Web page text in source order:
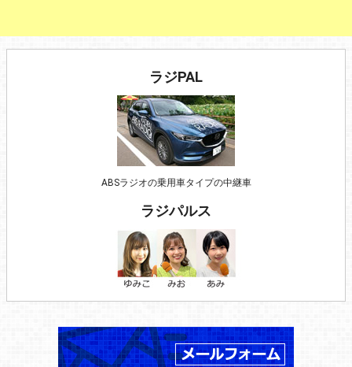
ラジPAL
ABSラジオの乗用車タイプの中継車
ラジパルス